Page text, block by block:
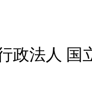
政法人 国